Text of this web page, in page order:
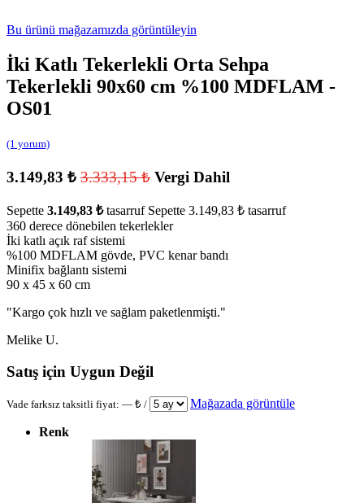
Bu ürünü mağazamızda görüntüleyin
İki Katlı Tekerlekli Orta Sehpa
Tekerlekli 90x60 cm %100 MDFLAM -
OS01
(1 yorum)
3.149,83 ₺ 3.333,15₺ Vergi Dahil
Sepette 3.149,83 ₺ tasarruf Sepette 3.149,83 ₺ tasarruf
360 derece dönebilen tekerlekler
İki katlı açık raf sistemi
%100 MDFLAM gövde, PVC kenar bandı
Minifix bağlantı sistemi
90 x 45 x 60 cm
"Kargo çok hızlı ve sağlam paketlenmişti."
Melike U.
Satış için Uygun Değil
Vade farksız taksitli fiyat: — ₺ / Mağazada görüntüle
Renk